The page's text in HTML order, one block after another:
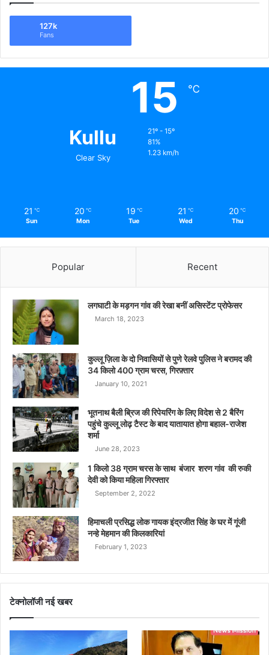
127k
Fans
Kullu
Clear Sky
15 ℃
21º - 15º
81%
1.23 km/h
21 ℃
Sun
20 ℃
Mon
19 ℃
Tue
21 ℃
Wed
20 ℃
Thu
Popular Recent
लगघाटी के मड़गन गांव की रेखा बनीं असिस्टेंट प्रोफेसर
March 18, 2023
कुल्लू ज़िला के दो निवासियों से पुणे रेलवे पुलिस ने बरामद की
34 किलो 400 ग्राम चरस, गिरफ़्तार
January 10, 2021
भूतनाथ बैली ब्रिज की रिपेयरिंग के लिए विदेश से 2 बैरिंग
पहुंचे कुल्लू लोढ़ टैस्ट के बाद यातायात होगा बहाल-राजेश
शर्मा
June 28, 2023
1 किलो 38 ग्राम चरस के साथ बंजार शरण गांव की रुकी
देवी को किया महिला गिरफ्तार
September 2, 2022
हिमाचली प्रसिद्ध लोक गायक इंद्रजीत सिंह के घर में गूंजी
नन्हे मेहमान की किलकारियां
February 1, 2023
टेक्नोलॉजी नई खबर